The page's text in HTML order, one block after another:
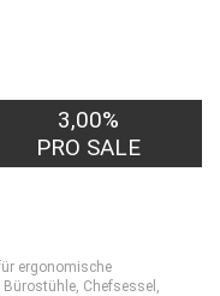
3,00%
PRO SALE
ergonomische
Bürostühle, Chefsessel,